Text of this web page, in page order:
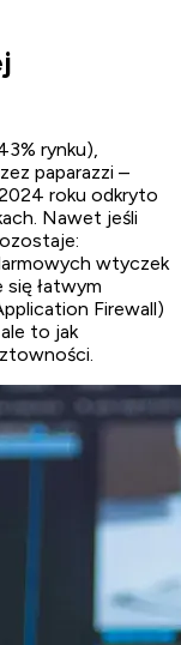
rynku),
paparazzi –
roku odkryto
Nawet jeśli
wtyczek
łatwym
Firewall)
to jak